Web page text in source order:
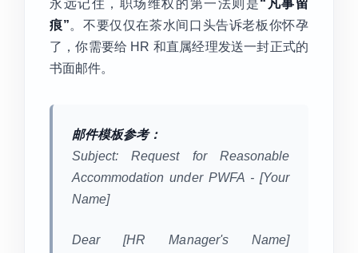
永远记住，职场维权的第一法则是“凡事留
痕”。不要仅仅在茶水间口头告诉老板你怀孕
了，你需要给 HR 和直属经理发送一封正式的
书面邮件。
邮件模板参考：
Subject: Request for Reasonable
Accommodation under PWFA - [Your
Name]
Dear [HR Manager's Name]